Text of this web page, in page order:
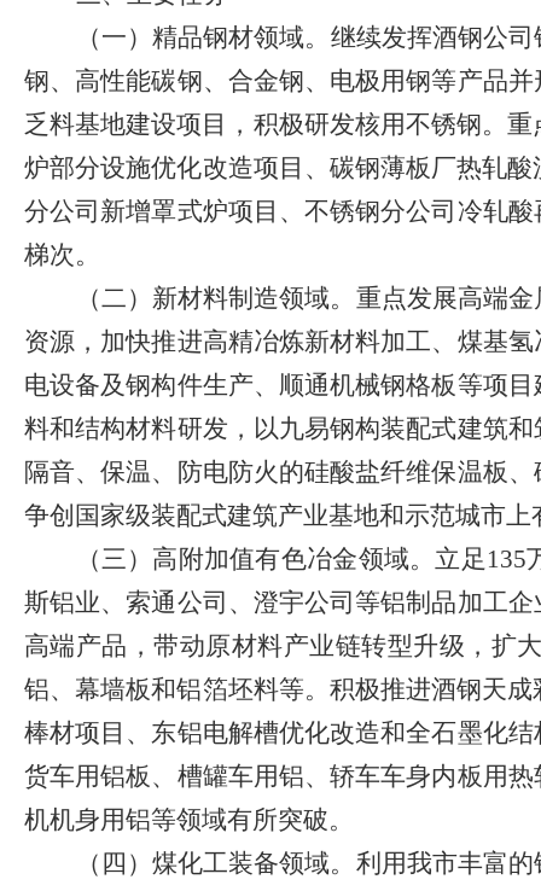
（一）精品钢材领域。 继续发挥酒钢公
钢、高性能碳钢、合金钢、电极用钢等产品
乏料基地建设项目，积极研发核用不锈钢。
炉部分设施优化改造项目、碳钢薄板厂热轧
分公司新增罩式炉项目、不锈钢分公司冷轧
梯次。
（二）新材料制造领域。 重点发展高端
资源，加快推进高精冶炼新材料加工、 煤基氢
电设备及钢构件生产、顺通机械钢格板等项目
料和结构材料研发，以九易钢构装配式建筑
隔音、保温、防电防火的硅酸盐纤维保温板
争创国家级装配式建筑产业基地和示范城市上
（三）高附加值有色冶金领域。 立足 135
斯铝业、索通公司、澄宇公司等铝制品加工
高端产品，带动原材料产业链转型升级，扩
铝、幕墙板和铝箔坯料等。积极推进酒钢天
棒材项目 、东铝电解槽优化改造和全石墨化
货车用铝板、槽罐车用铝、轿车车身内板用
机机身用铝等领域有所突破。
（四）煤化工装备领域。 利用我市丰富